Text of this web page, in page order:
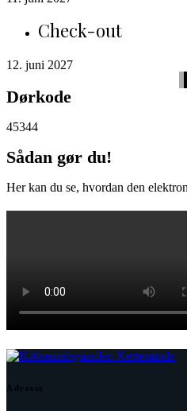
Check-out
12. juni 2027
Dørkode
45344
Sådan gør du!
Her kan du se, hvordan den
Adresse